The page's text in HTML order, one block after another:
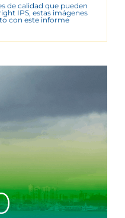
de calidad que pueden
IPS, estas imágenes
con este informe